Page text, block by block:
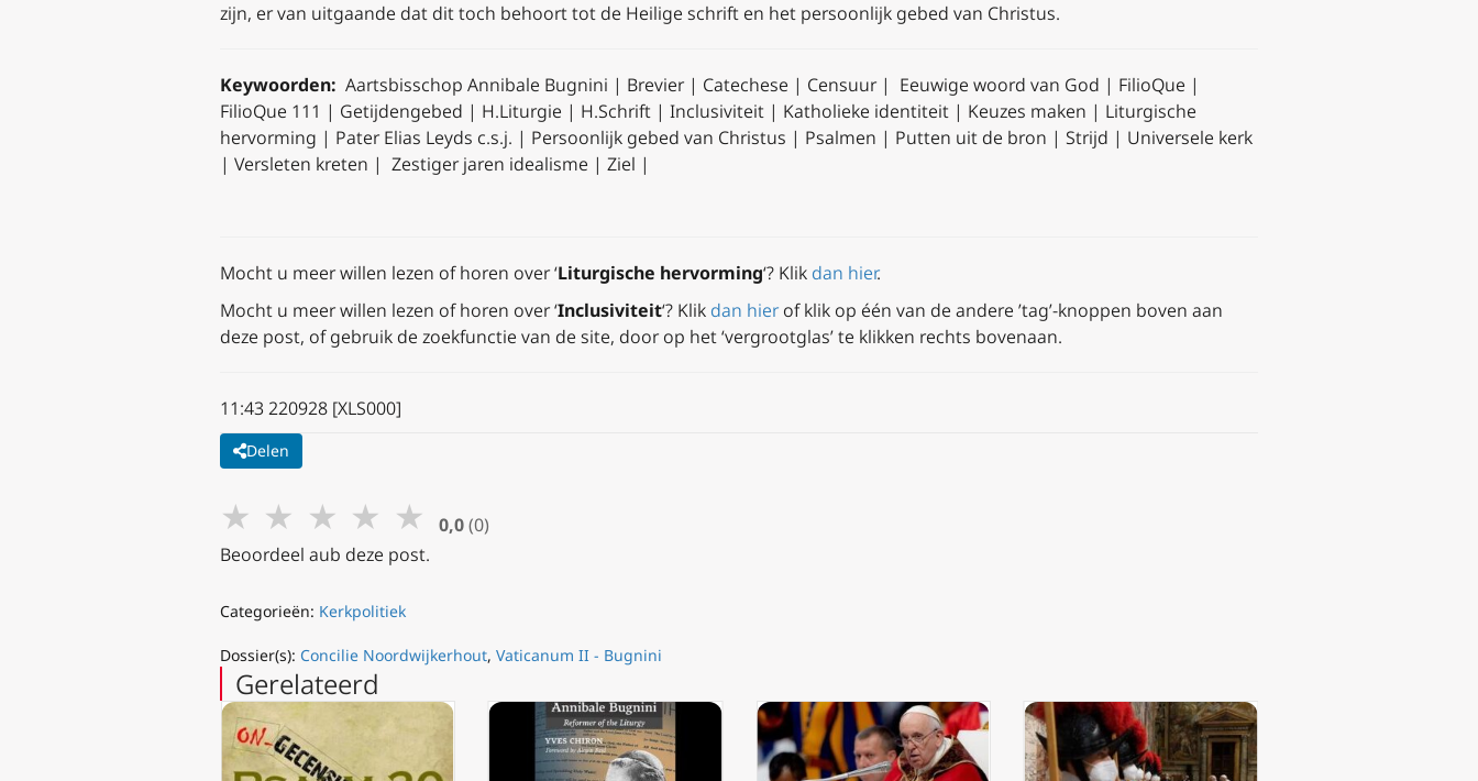
zijn, er van uitgaande dat dit toch behoort tot de Heilige schrift en het persoonlijk gebed van Christus.
Keywoorden: Aartsbisschop Annibale Bugnini | Brevier | Catechese | Censuur | Eeuwige woord van God | FilioQue |
FilioQue 111 | Getijdengebed | H.Liturgie | H.Schrift | Inclusiviteit | Katholieke identiteit | Keuzes maken | Liturgische
hervorming | Pater Elias Leyds c.s.j. | Persoonlijk gebed van Christus | Psalmen | Putten uit de bron | Strijd | Universele kerk
| Versleten kreten | Zestiger jaren idealisme | Ziel |
Mocht u meer willen lezen of horen over ‘Liturgische hervorming‘? Klik dan hier.
Mocht u meer willen lezen of horen over ‘Inclusiviteit‘? Klik dan hier of klik op één van de andere ’tag’-knoppen boven aan
deze post, of gebruik de zoekfunctie van de site, door op het ‘vergrootglas’ te klikken rechts bovenaan.
11:43 220928 [XLS000]
Delen
★ ★ ★ ★ ★ 0,0 (0)
Beoordeel aub deze post.
Categorieën: Kerkpolitiek
Dossier(s): Concilie Noordwijkerhout, Vaticanum II - Bugnini
Gerelateerd